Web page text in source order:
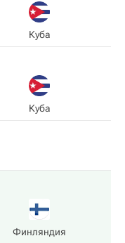
Куба
Куба
Финляндия